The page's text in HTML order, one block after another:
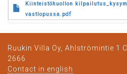
Kiinteistöhuollon
vastlopussa.pdf
Ruukin Villa Oy, Ahlströmintie 1
2666
Contact in english